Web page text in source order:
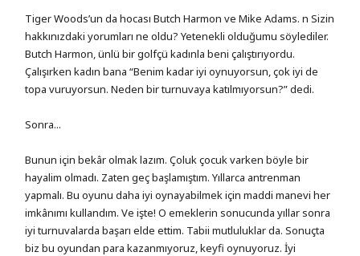
Tiger Woods’un da hocası Butch Harmon ve Mike Adams. n Sizin
hakkınızdaki yorumları ne oldu? Yetenekli olduğumu söylediler.
Butch Harmon, ünlü bir golfçü kadınla beni çalıştırıyordu.
Çalışırken kadın bana “Benim kadar iyi oynuyorsun, çok iyi de
topa vuruyorsun. Neden bir turnuvaya katılmıyorsun?” dedi.
Sonra...
Bunun için bekâr olmak lazım. Çoluk çocuk varken böyle bir
hayalim olmadı. Zaten geç başlamıştım. Yıllarca antrenman
yapmalı. Bu oyunu daha iyi oynayabilmek için maddi manevi her
imkânımı kullandım. Ve işte! O emeklerin sonucunda yıllar sonra
iyi turnuvalarda başarı elde ettim. Tabii mutluluklar da. Sonuçta
biz bu oyundan para kazanmıyoruz, keyfi oynuyoruz. İyi